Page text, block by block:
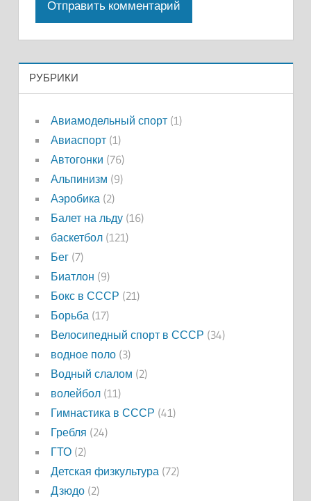
РУБРИКИ
Авиамодельный спорт(1)
Авиаспорт(1)
Автогонки (76)
Альпинизм (9)
Аэробика (2)
Балет на льду(16)
баскетбол(121)
Бег(7)
Биатлон (9)
Бокс в СССР (21)
Борьба (17)
Велосипедный спорт в СССР (34)
водное поло(3)
Водный слалом (2)
волейбол(11)
Гимнастика в СССР (41)
Гребля (24)
ГТО(2)
Детская физкультура (72)
Дзюдо(2)